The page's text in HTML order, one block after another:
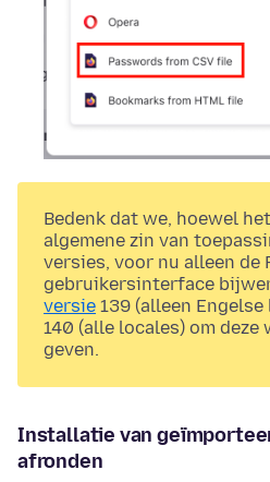
Bedenk dat we, hoewel
algemene zin van
versies, voor nu alleen de
gebruikersinterface
versie 139 (alleen
140 (alle locales) om
geven.
Installatie van
afronden